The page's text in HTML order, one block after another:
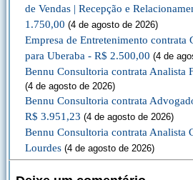
de Vendas | Recepção e
1.750,00 (4 de agosto de 2026)
Empresa de Entretenimento contrata
para Uberaba - R$ 2.500,00 (4 de
Bennu Consultoria contrata Analista
(4 de agosto de 2026)
Bennu Consultoria contrata
R$ 3.951,23 (4 de agosto de 2026)
Bennu Consultoria contrata Analista
Lourdes (4 de agosto de 2026)